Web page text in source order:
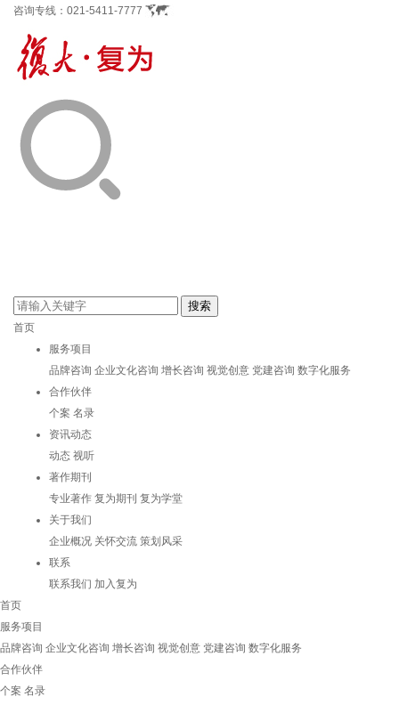
咨询专线： 021-5411-7777
首页
服务项目
品牌咨询 企业文化咨询 增长咨询 视觉创意 党建咨询 数字化服务
合作伙伴
个案 名录
资讯动态
动态 视听
著作期刊
专业著作 复为期刊 复为学堂
关于我们
企业概况 关怀交流 策划风采
联系
联系我们 加入复为
首页
服务项目
品牌咨询 企业文化咨询 增长咨询 视觉创意 党建咨询 数字化服务
合作伙伴
个案 名录